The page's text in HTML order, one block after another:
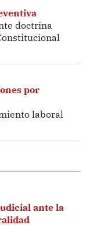
doctrina
por
laboral
ante la